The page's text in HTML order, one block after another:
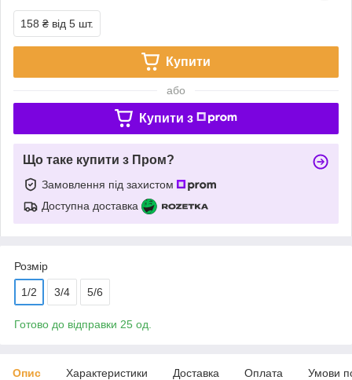
158 ₴ від 5 шт.
Купити
або
Купити з
Що таке купити з Пром?
Замовлення під захистом
Доступна доставка
Розмір
1/2 3/4 5/6
Готово до відправки 25 од.
Опис Характеристики Доставка Оплата Умови